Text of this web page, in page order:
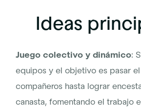
Ideas
Juego colectivo y dinámico:
equipos y el objetivo es pasar
compañeros hasta lograr
canasta, fomentando el trabajo